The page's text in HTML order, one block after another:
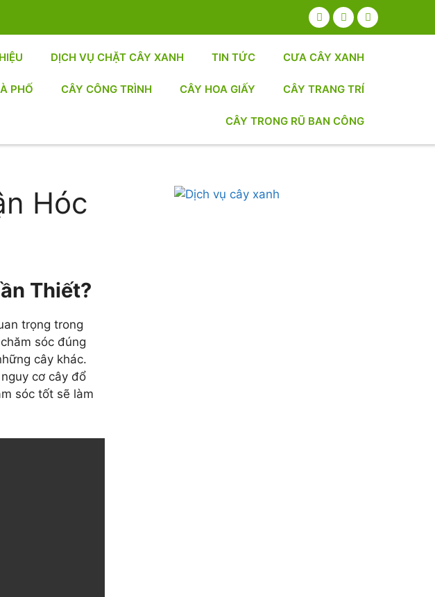
DỊCH VỤ CHẶT CÂY XANH TIN TỨC CƯA CÂY XANH
PHỐ CÂY CÔNG TRÌNH CÂY HOA GIẤY CÂY TRANG TRÍ
CÂY TRONG RŨ BAN CÔNG
Hóc
Thiết?
trọng trong
sóc đúng
cây khác.
cơ cây đổ
sóc tốt sẽ làm